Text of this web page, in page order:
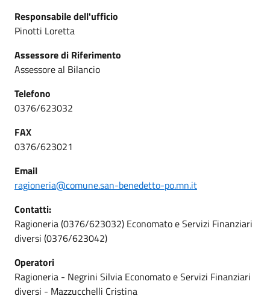
Responsabile dell'ufficio
Pinotti Loretta
Assessore di Riferimento
Assessore al Bilancio
Telefono
0376/623032
FAX
0376/623021
Email
ragioneria@comune.san-benedetto-po.mn.it
Contatti:
Ragioneria (0376/623032) Economato e Servizi Finanziari
diversi (0376/623042)
Operatori
Ragioneria - Negrini Silvia Economato e Servizi Finanziari
diversi - Mazzucchelli Cristina